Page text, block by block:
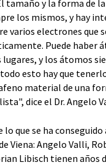
tamaño y la forma de
los mismos, y hay
varios electrones que
Puede haber
lugares, y los átomos
esto hay que
material de una
dice el Dr. Angelo
que se ha conseguido
Viena: Angelo Valli,
Libisch tienen años